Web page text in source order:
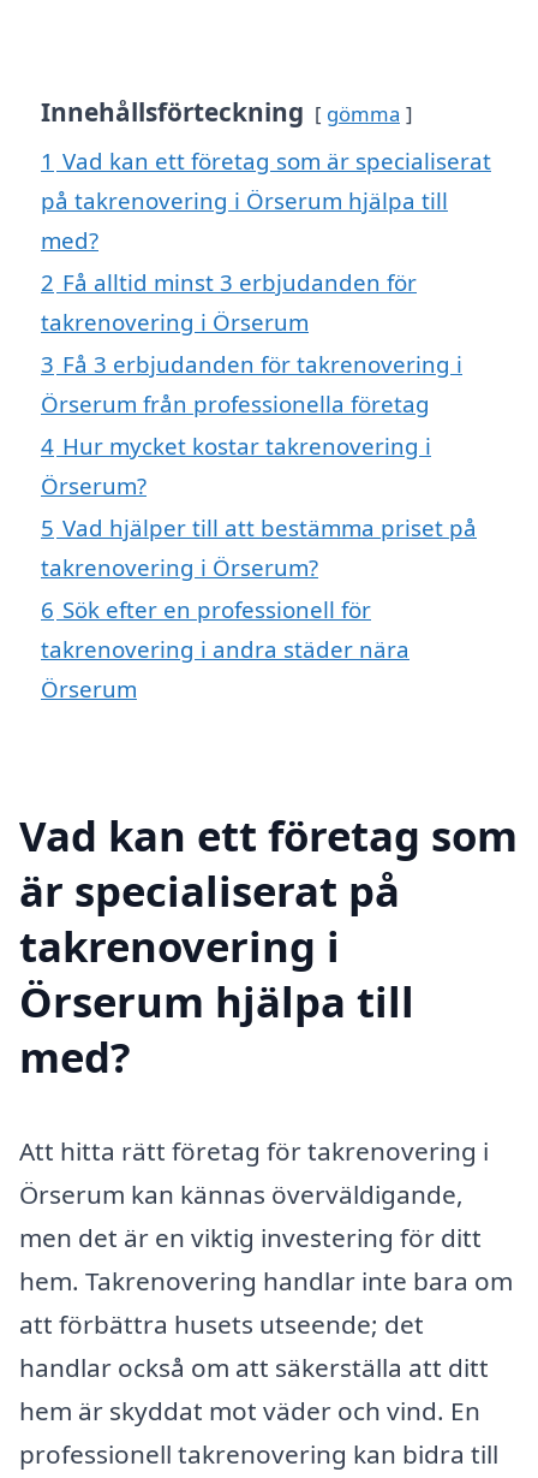
Innehållsförteckning gömma
1 Vad kan ett företag som är specialiserat
på takrenovering i Örserum hjälpa till
med?
2 Få alltid minst 3 erbjudanden för
takrenovering i Örserum
3 Få 3 erbjudanden för takrenovering i
Örserum från professionella företag
4 Hur mycket kostar takrenovering i
Örserum?
5 Vad hjälper till att bestämma priset på
takrenovering i Örserum?
6 Sök efter en professionell för
takrenovering i andra städer nära
Örserum
Vad kan ett företag som
är specialiserat på
takrenovering i
Örserum hjälpa till
med?
Att hitta rätt företag för takrenovering i
Örserum kan kännas överväldigande,
men det är en viktig investering för ditt
hem. Takrenovering handlar inte bara om
att förbättra husets utseende; det
handlar också om att säkerställa att ditt
hem är skyddat mot väder och vind. En
professionell takrenovering kan bidra till